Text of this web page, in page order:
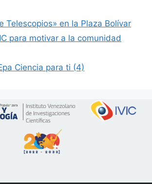
Telescopios» en la Plaza Bolívar
para motivar a la comunidad
Ciencia para ti (4)